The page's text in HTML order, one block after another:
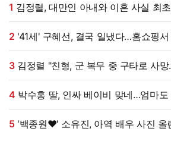
1
(데이앤나잇)
2
대박, 무려 '3만 장' 돌파 [엑's 이슈]
3김정렬 "친형, 군 복무 중 구타로 사망...은폐" 안타까운
가족사 (데이앤나잇)[전일야화]
4
N회차"
5'백종원♥' 소유진, 아역 배우 사진 올린 줄…8살 딸 미모